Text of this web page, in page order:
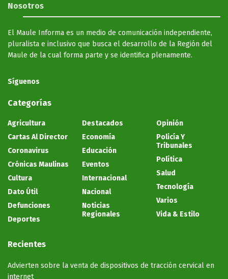
Nosotros
El Maule Informa es un medio de comunicación independiente,
pluralista e inclusivo que busca el desarrollo de la Región del
Maule de la cual forma parte y se identifica plenamente.
Síguenos
Categorías
Agricultura
Cartas Al Director
Coronavirus
Crónicas Maulinas
Cultura
Dato Útil
Defunciones
Deportes
Destacados
Economía
Educación
Eventos
Internacional
Nacional
Noticias
Regionales
Opinión
Policía Y
Tribunales
Política
Salud
Tecnología
Varios
Vida & Estilo
Recientes
Advierten sobre la venta de dispositivos de tracción cervical en
internet